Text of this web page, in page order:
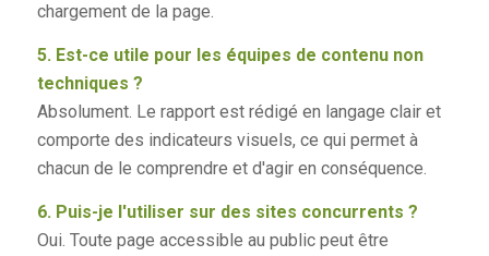
chargement de la page.
5. Est-ce utile pour les équipes de contenu non
techniques ?
Absolument. Le rapport est rédigé en langage clair et
comporte des indicateurs visuels, ce qui permet à
chacun de le comprendre et d'agir en conséquence.
6. Puis-je l'utiliser sur des sites concurrents ?
Oui. Toute page accessible au public peut être